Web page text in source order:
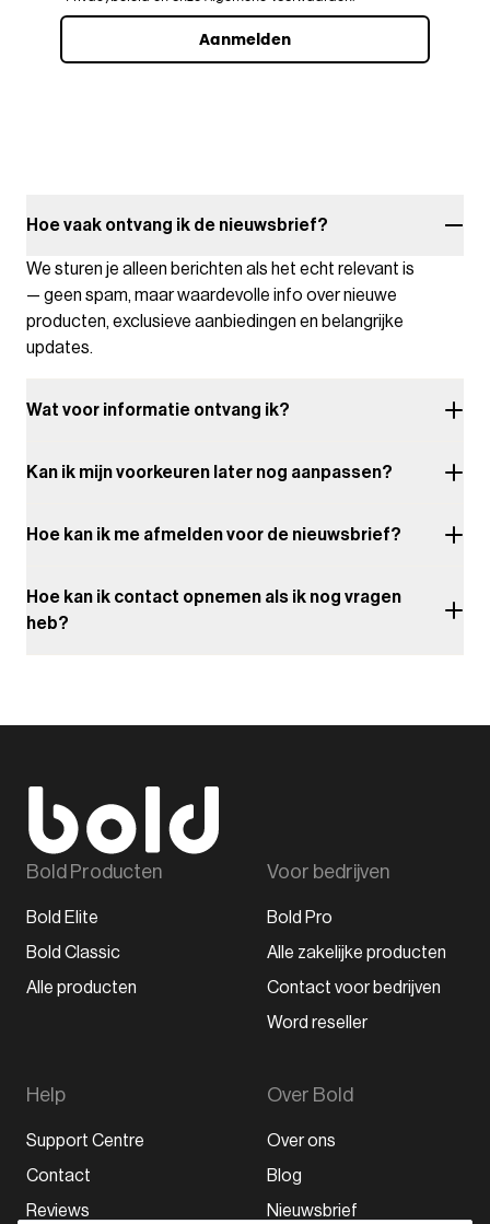
Aanmelden
Hoe vaak ontvang ik de nieuwsbrief?
We sturen je alleen berichten als het echt relevant is
— geen spam, maar waardevolle info over nieuwe
producten, exclusieve aanbiedingen en belangrijke
updates.
Wat voor informatie ontvang ik?
Kan ik mijn voorkeuren later nog aanpassen?
Hoe kan ik me afmelden voor de nieuwsbrief?
Hoe kan ik contact opnemen als ik nog vragen
heb?
Bold Producten
Bold Elite
Bold Classic
Alle producten
Voor bedrijven
Bold Pro
Alle zakelijke producten
Contact voor bedrijven
Word reseller
Help
Support Centre
Contact
Reviews
Over Bold
Over ons
Blog
Nieuwsbrief